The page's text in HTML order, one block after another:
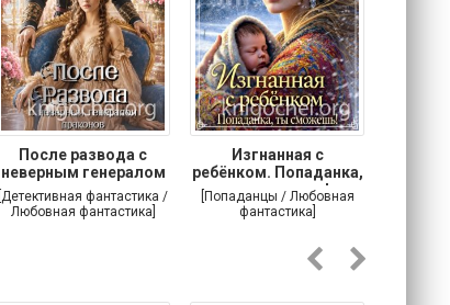
После развода с
неверным генералом
драконов
[Детективная фантастика /
Любовная фантастика]
Изгнанная с
ребёнком. Попаданка,
ты сможешь!
[Попаданцы / Любовная
фантастика]